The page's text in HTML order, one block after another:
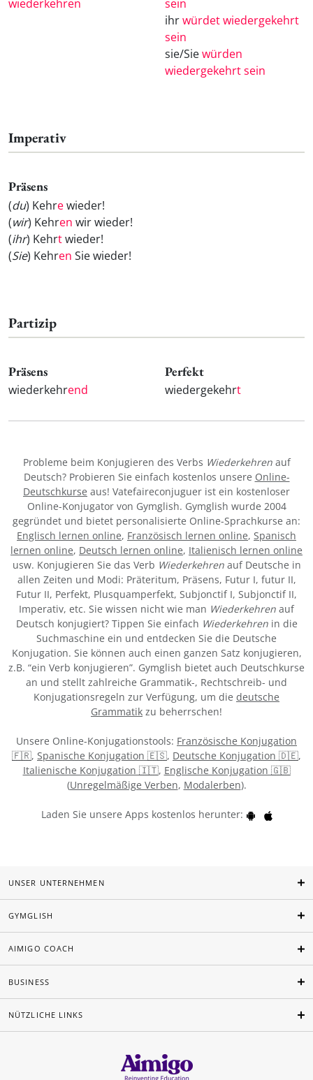
wiederkehren
sein
ihrwürdet wiedergekehrt
sein
sie/Siewürden
wiedergekehrt sein
Imperativ
Präsens
(du) Kehrewieder!
(wir) Kehren wir wieder!
(ihr) Kehrtwieder!
(Sie) Kehren Sie wieder!
Partizip
Präsens
wiederkehrend
Perfekt
wiedergekehrt
Probleme beim Konjugieren des Verbs Wiederkehrenauf
Deutsch? Probieren Sie einfach kostenlos unsere Online-
Deutschkurse aus! Vatefaireconjuguer ist ein kostenloser
Online-Konjugator von Gymglish. Gymglish wurde 2004
gegründet und bietet personalisierte Online-Sprachkurse an:
Englisch lernen online, Französisch lernen online, Spanisch
lernen online, Deutsch lernen online, Italienisch lernen online
usw. Konjugieren Sie das Verb Wiederkehrenauf Deutsche in
allen Zeiten und Modi: Präteritum, Präsens, Futur I, futur II,
Futur II, Perfekt, Plusquamperfekt, Subjonctif I, Subjonctif II,
Imperativ, etc. Sie wissen nicht wie man Wiederkehren auf
Deutsch konjugiert? Tippen Sie einfach Wiederkehrenin die
Suchmaschine ein und entdecken Sie die Deutsche
Konjugation. Sie können auch einen ganzen Satz konjugieren,
z.B. “ein Verb konjugieren”. Gymglish bietet auch Deutschkurse
an und stellt zahlreiche Grammatik-, Rechtschreib- und
Konjugationsregeln zur Verfügung, um die deutsche
Grammatik zu beherrschen!
Unsere Online-Konjugationstools: Französische Konjugation
🇫🇷, Spanische Konjugation 🇪🇸, Deutsche Konjugation 🇩🇪,
Italienische Konjugation 🇮🇹, Englische Konjugation 🇬🇧
(Unregelmäßige Verben, Modalerben).
Laden Sie unsere Apps kostenlos herunter:
UNSER UNTERNEHMEN
GYMGLISH
AIMIGO COACH
BUSINESS
NÜTZLICHE LINKS